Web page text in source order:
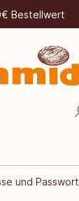
Bestellwert
und Passwort